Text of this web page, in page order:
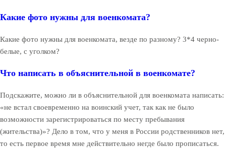
Какие фото нужны для военкомата?
Какие фото нужны для военкомата, везде по разному? 3*4 черно-
белые, с уголком?
Что написать в объяснительной в военкомате?
Подскажите, можно ли в объяснительной для военкомата написать:
«не встал своевременно на воинский учет, так как не было
возможности зарегистрироваться по месту пребывания
(жительства)»? Дело в том, что у меня в России родственников нет,
то есть первое время мне действительно негде было прописаться.